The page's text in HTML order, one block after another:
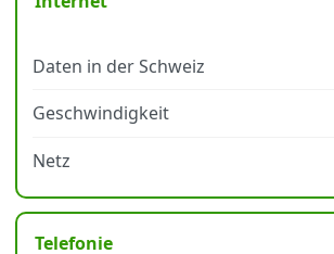
Daten in der Schweiz
Geschwindigkeit
Netz
Telefonie